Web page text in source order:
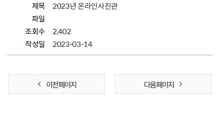
제목
2023년 온라인사진관
파일
조회수
2,402
작성일
2023-03-14
이전 페이지 다음 페이지